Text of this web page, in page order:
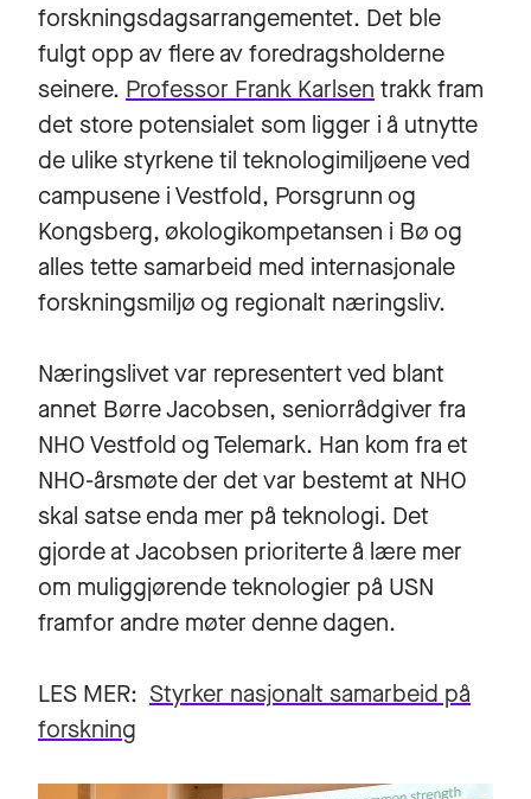
forskningsdagsarrangementet. Det ble
fulgt opp av flere av foredragsholderne
seinere. Professor Frank Karlsen trakk fram
det store potensialet som ligger i å utnytte
de ulike styrkene til teknologimiljøene ved
campusene i Vestfold, Porsgrunn og
Kongsberg, økologikompetansen i Bø og
alles tette samarbeid med internasjonale
forskningsmiljø og regionalt næringsliv.
Næringslivet var representert ved blant
annet Børre Jacobsen, seniorrådgiver fra
NHO Vestfold og Telemark. Han kom fra et
NHO-årsmøte der det var bestemt at NHO
skal satse enda mer på teknologi. Det
gjorde at Jacobsen prioriterte å lære mer
om muliggjørende teknologier på USN
framfor andre møter denne dagen.
LES MER: Styrker nasjonalt samarbeid på
forskning